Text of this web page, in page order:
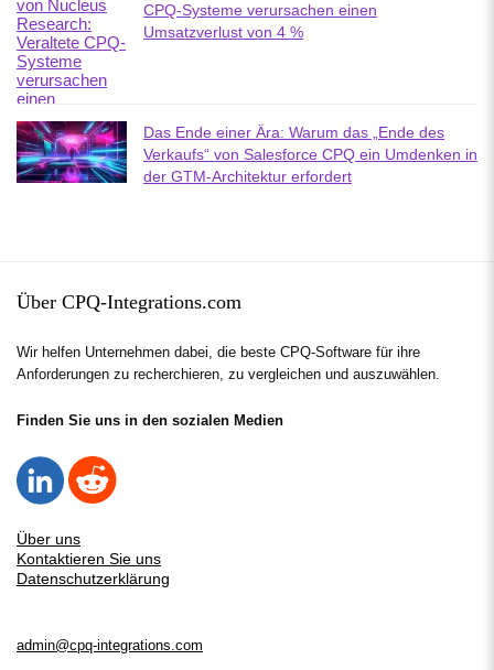
CPQ-Systeme verursachen einen
Umsatzverlust von 4 %
Das Ende einer Ära: Warum das „Ende des
Verkaufs“ von Salesforce CPQ ein Umdenken in
der GTM-Architektur erfordert
Über CPQ-Integrations.com
Wir helfen Unternehmen dabei, die beste CPQ-Software für ihre
Anforderungen zu recherchieren, zu vergleichen und auszuwählen.
Finden Sie uns in den sozialen Medien
Über uns
Kontaktieren Sie uns
Datenschutzerklärung
admin@cpq-integrations.com